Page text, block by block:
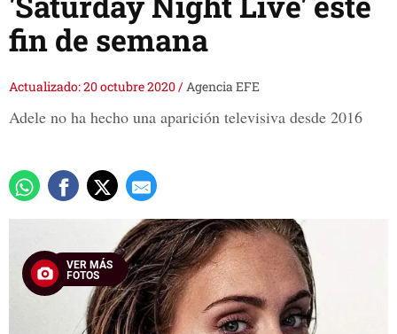
fin de semana
Actualizado: 20 octubre 2020/Agencia EFE
Adele no ha hecho una aparición televisiva desde 2016
VER MÁS
FOTOS